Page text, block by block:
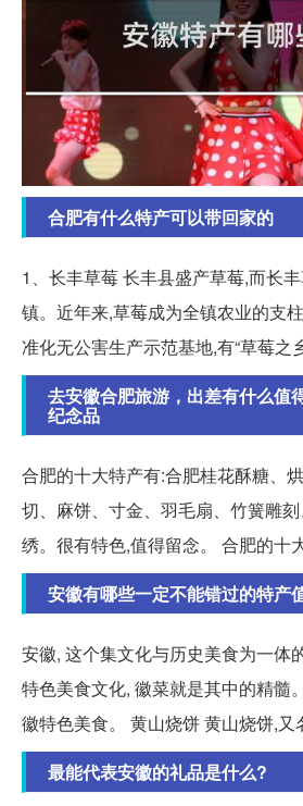
合肥有什么特产可以带回家的
1、长丰草莓 长丰县盛产草莓,而长
镇。近年来,草莓成为全镇农业的支
准化无公害生产示范基地,有“草莓之乡
去安徽合肥旅游，出差有什么值
纪念品
合肥的十大特产有:合肥桂花酥糖、
切、麻饼、寸金、羽毛扇、竹簧雕
绣。很有特色,值得留念。 合肥的十
安徽有哪些一定不能错过的特产
安徽, 这个集文化与历史美食为一体
特色美食文化, 徽菜就是其中的精髓
徽特色美食。 黄山烧饼 黄山烧饼,又
最能代表安徽的礼品是什么?